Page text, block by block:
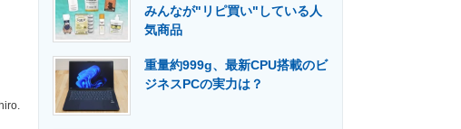
業のIT導入・活用を支援
ルギーの専門メディア 建設×テクノロジーの最前線
hiro.
みんなが"リピ買い"している人
気商品
重量約999g、最新CPU搭載のビ
ジネスPCの実力は？